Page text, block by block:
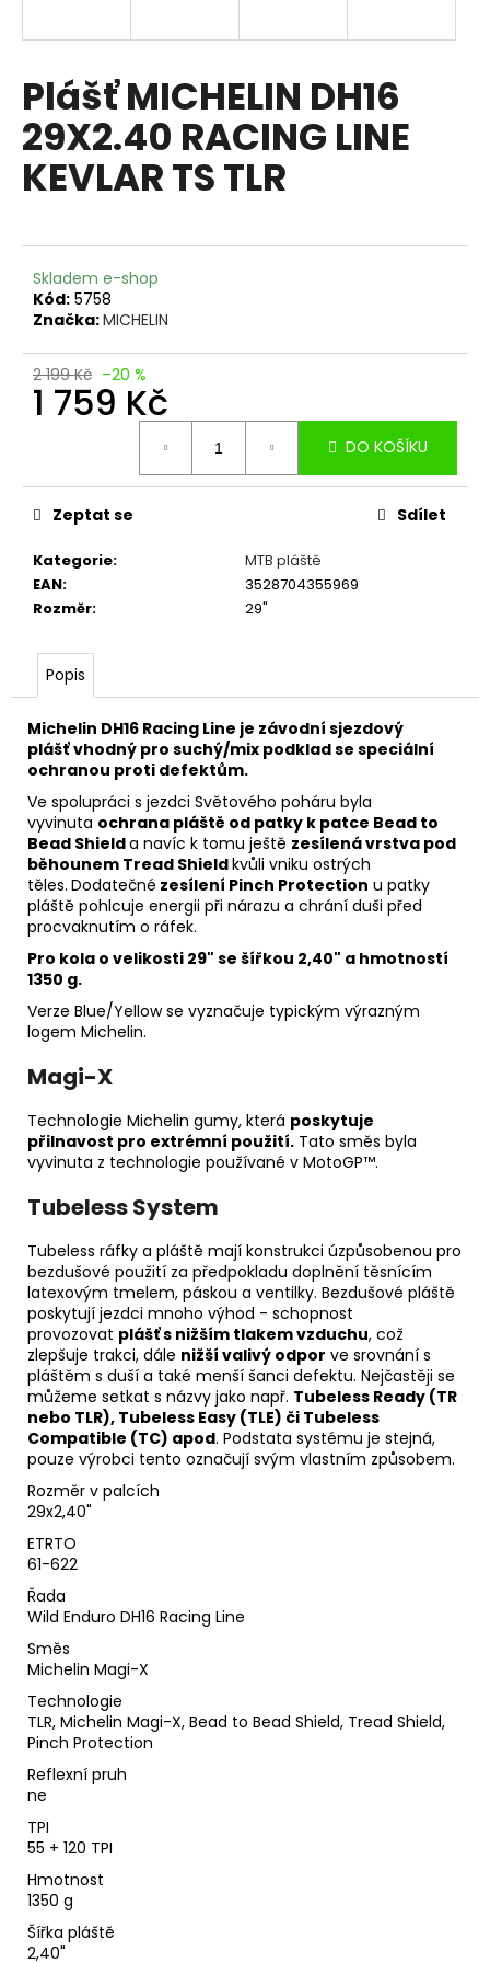
Plášť MICHELIN DH16
29X2.40 RACING LINE
KEVLAR TS TLR
Skladem e-shop
Kód: 5758
Značka:MICHELIN
2 199 Kč –20 %
1 759 Kč
DO KOŠÍKU
Kategorie:
MTB pláště
EAN:
3528704355969
Rozměr: 29"
Zeptat se Sdílet
Popis
Michelin DH16 Racing Line je závodní sjezdový
plášť vhodný pro suchý/mix podklad se speciální
ochranou proti defektům.
Ve spolupráci s jezdci Světového poháru byla
vyvinuta ochrana pláště od patky k patce Bead to
Bead Shielda navíc k tomu ještě zesílená vrstva pod
běhounem Tread Shieldkvůli vniku ostrých
těles. Dodatečné zesílení Pinch Protection u patky
pláště pohlcuje energii při nárazu a chrání duši před
procvaknutím o ráfek.
Pro kola o velikosti 29" se šířkou 2,40" a hmotností
1350 g.
Verze Blue/Yellow se vyznačuje typickým výrazným
logem Michelin.
Magi-X
Technologie Michelin gumy, která poskytuje
přilnavost pro extrémní použití. Tato směs byla
vyvinuta z technologie používané v MotoGP™.
Tubeless System
Tubeless ráfky a pláště mají konstrukci úzpůsobenou pro
bezdušové použití za předpokladu doplnění těsnícím
latexovým tmelem, páskou a ventilky. Bezdušové pláště
poskytují jezdci mnoho výhod - schopnost
provozovat plášť s nižším tlakem vzduchu, což
zlepšuje trakci, dále nižší valivý odpor ve srovnání s
pláštěm s duší a také menší šanci defektu. Nejčastěji se
můžeme setkat s názvy jako např. Tubeless Ready (TR
nebo TLR), Tubeless Easy (TLE) či Tubeless
Compatible (TC) apod. Podstata systému je stejná,
pouze výrobci tento označují svým vlastním způsobem.
Rozměr v palcích
29x2,40"
ETRTO
61-622
Řada
Wild Enduro DH16 Racing Line
Směs
Michelin Magi-X
Technologie
TLR, Michelin Magi-X, Bead to Bead Shield, Tread Shield,
Pinch Protection
Reflexní pruh
ne
TPI
55 + 120 TPI
Hmotnost
1350 g
Šířka pláště
2,40"
í
t
?
HLEDAT
D
o
p
č
u
e
m
e
HUSTILKA
BETO
SP-
006AG
NA
VIDLICE,
TLUMIČE,
DUŠE
689
Kč